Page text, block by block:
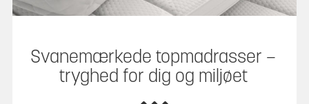
Svanemærkede topmadrasser –
tryghed for dig og miljøet